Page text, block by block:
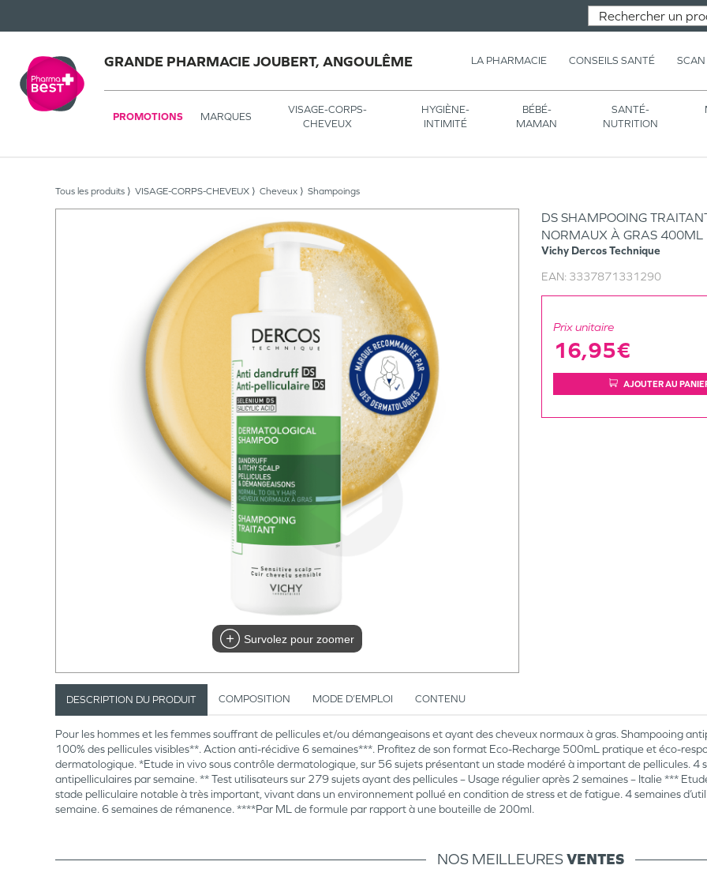
GRANDE PHARMACIE JOUBERT, ANGOULÊME LA PHARMACIE CONSEILS SANTÉ SCAN
PROMOTIONS MARQUES
VISAGE-CORPS-
CHEVEUX
HYGIÈNE-
INTIMITÉ
BÉBÉ-
MAMAN
SANTÉ-
NUTRITION
Tous les produits VISAGE-CORPS-CHEVEUX Cheveux Shampoings
Survolez pour zoomer
DS SHAMPOOING
NORMAUX À GRAS 400ML
Vichy Dercos Technique
EAN: 3337871331290
Prix unitaire
16,95€
AJOUTER AU
DESCRIPTION DU PRODUIT COMPOSITION MODE D’EMPLOI CONTENU
Pour les hommes et les femmes souffrant de pellicules et/ou démangeaisons et ayant des cheveux normaux à gras. Shampooing
100% des pellicules visibles**. Action anti-récidive 6 semaines***. Profitez de son format Eco-Recharge 500mL pratique et éco-
dermatologique. *Etude in vivo sous contrôle dermatologique, sur 56 sujets présentant un stade modéré à important de pellicules. 4
antipelliculaires par semaine. ** Test utilisateurs sur 279 sujets ayant des pellicules – Usage régulier après 2 semaines – Italie ***
stade pelliculaire notable à très important, vivant dans un environnement pollué en condition de stress et de fatigue. 4 semaines
semaine. 6 semaines de rémanence. ****Par ML de formule par rapport à une bouteille de 200ml.
NOS MEILLEURESVENTES